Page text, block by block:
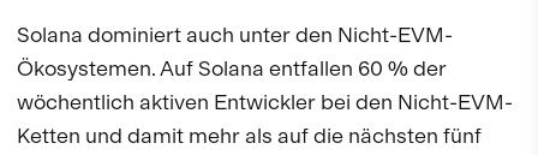
Solana dominiert auch unter den Nicht-EVM-
Ökosystemen. Auf Solana entfallen 60 % der
wöchentlich aktiven Entwickler bei den Nicht-EVM-
Ketten und damit mehr als auf die nächsten fünf